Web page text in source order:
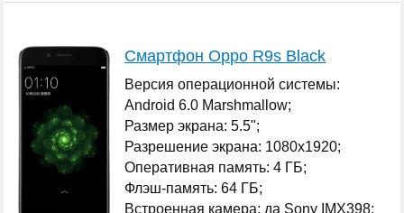
Смартфон Oppo R9s Black
Версия операционной системы:
Android 6.0 Marshmallow;
Размер экрана: 5.5";
Разрешение экрана: 1080x1920;
Оперативная память: 4 ГБ;
Флэш-память: 64 ГБ;
Встроенная камера: да Sony IMX398;